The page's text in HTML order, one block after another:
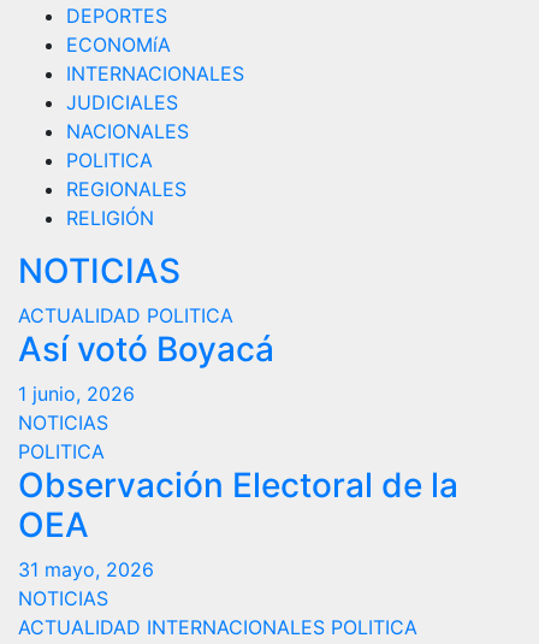
DEPORTES
ECONOMíA
INTERNACIONALES
JUDICIALES
NACIONALES
POLITICA
REGIONALES
RELIGIÓN
NOTICIAS
ACTUALIDAD POLITICA
Así votó Boyacá
1 junio, 2026
NOTICIAS
POLITICA
Observación Electoral de la
OEA
31 mayo, 2026
NOTICIAS
ACTUALIDAD INTERNACIONALES POLITICA